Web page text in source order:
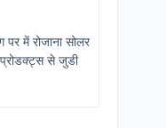
पर में रोजाना सोलर
से जुडी